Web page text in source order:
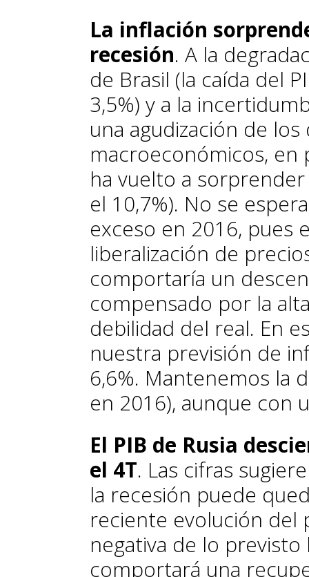
La inflación
recesión. A la
de Brasil (la caída del
3,5%) y a la
una agudización de
macroeconómicos, en
ha vuelto a
el 10,7%). No se
exceso en 2016, pues
liberalización de
comportaría un
compensado por la
debilidad del real. En
nuestra previsión de
6,6%. Mantenemos la
en 2016), aunque con
El PIB de Rusia
el 4T. Las cifras
la recesión puede
reciente evolución del
negativa de lo previsto
comportará una